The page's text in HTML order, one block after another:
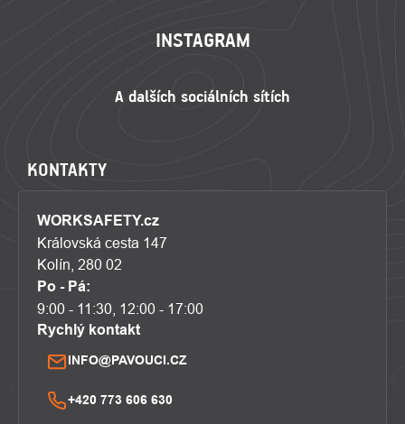
INSTAGRAM
KONTAKTY
WORKSAFETY.cz
Královská cesta 147
Kolín, 280 02
Po - Pá:
9:00 - 11:30, 12:00 - 17:00
Rychlý kontakt
INFO@PAVOUCI.CZ
+420 773 606 630